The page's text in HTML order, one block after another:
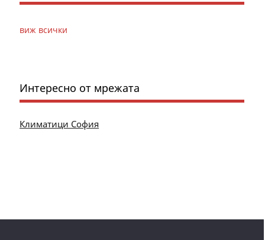
виж всички
Интересно от мрежата
Климатици София